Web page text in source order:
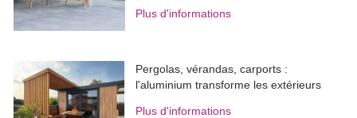
Plus d'informations
Pergolas, vérandas, carports :
l'aluminium transforme les extérieurs
Plus d'informations